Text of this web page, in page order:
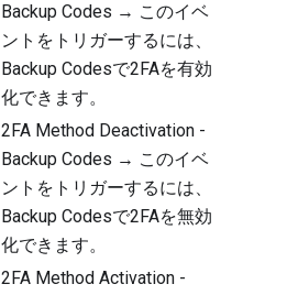
Backup Codes → このイベ
ントをトリガーするには、
Backup Codesで2FAを有効
化できます。
2FA Method Deactivation -
Backup Codes → このイベ
ントをトリガーするには、
Backup Codesで2FAを無効
化できます。
2FA Method Activation -